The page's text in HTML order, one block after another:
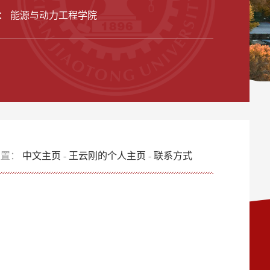
能源与动力工程学院
： 中文主页 - 王云刚的个人主页 -联系方式